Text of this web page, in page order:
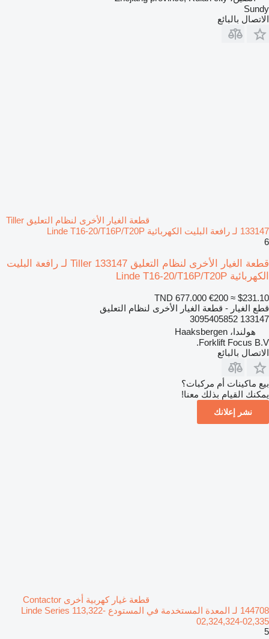
Sundy
الاتصال بالبائع
قطعة الغيار الأخرى لنظام التعليق Tiller
133147 لـ رافعة البليت الكهربائية Linde T16-20/T16P/T20P
6
قطعة الغيار الأخرى لنظام التعليق Tiller 133147 لـ رافعة البليت
الكهربائية Linde T16-20/T16P/T20P
TND 677.000 €200 ≈ $231.10
قطع الغيار - قطعة الغيار الأخرى لنظام التعليق
133147 3095405852
هولندا، Haaksbergen
Forklift Focus B.V.
الاتصال بالبائع
بيع ماكينات أم مركبات؟
يمكنك القيام بذلك معنا!
نشر إعلانك
قطعة غيار كهربية أخرى Contactor
144708 لـ المعدة المستخدمة في المستودع Linde Series 113,322-
02,324,324-02,335
5